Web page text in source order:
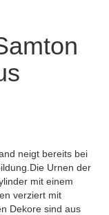
neigt bereits bei
Urnen der
mit einem
verziert mit
Dekore sind aus